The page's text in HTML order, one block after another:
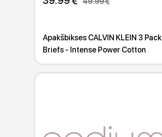
Apakšbikses CALVIN KLEIN 3 Pack
Briefs - Intense Power Cotton